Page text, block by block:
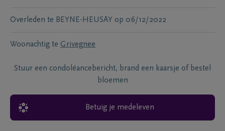
Overleden te BEYNE-HEUSAY op 06/12/2022
Woonachtig te Grivegnee
Stuur een condoléancebericht, brand een kaarsje of bestel
bloemen
Betuig je medeleven